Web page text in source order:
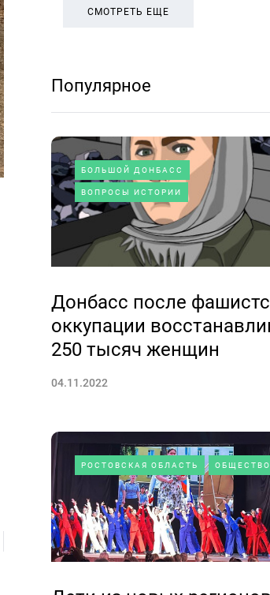
СМОТРЕТЬ ЕЩЕ
Популярное
БОЛЬШОЙ ДОНБАСС
ВОПРОСЫ ИСТОРИИ
Донбасс после
оккупации
250 тысяч женщин
04.11.2022
РОСТОВСКАЯ ОБЛАСТЬ ОБЩЕСТВО